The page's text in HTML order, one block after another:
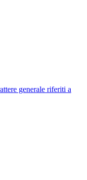
generale riferiti a